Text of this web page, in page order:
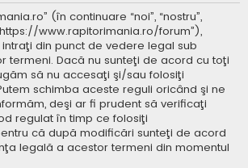
t
(în continuare “noi”, “nostru”,
www.rapitorimania.ro/forum”),
din punct de vedere legal sub
termeni. Dacă nu sunteţi de acord cu toţi
să nu accesaţi şi/sau folosiţi
schimba aceste reguli oricând şi ne
deşi ar fi prudent să verificaţi
regulat în timp ce folosiţi
că după modificări sunteţi de acord
legală a acestor termeni din momentul